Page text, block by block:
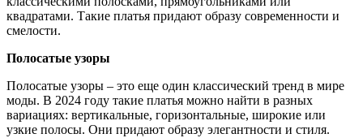
квадратами. Такие платья придают образу современности и
смелости.
Полосатые узоры
Полосатые узоры – это еще один классический тренд в мире
моды. В 2024 году такие платья можно найти в разных
вариациях: вертикальные, горизонтальные, широкие или
узкие полосы. Они придают образу элегантности и стиля.